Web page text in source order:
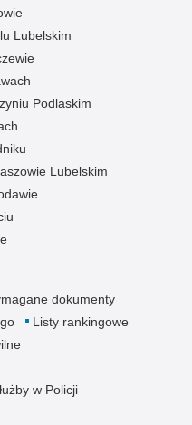
Lubelskim
Podlaskim
Lubelskim
dokumenty
Listy rankingowe
w Policji